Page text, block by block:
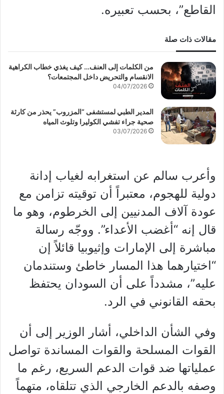
القاطع”، بحسب تعبيره.
مقالات ذات صلة
من الكلمات إلى العنف… كيف يغذي خطاب الكراهية
الانقسام والتحريض داخل المجتمعات؟
04/07/2026
المدير الطبي لمستشفى “المزروب” يحذر من كارثة
صحية جراء تفشي الكوليرا وتلوث المياه
03/07/2026
وأعرب سالم عن استغرابه لغياب إدانة
دولية للهجوم، معتبراً أن توقيته تزامن مع
عودة آلاف المدنيين إلى الخرطوم، وهو ما
قال إنه “أغضب الأعداء”. ووجّه رسالة
مباشرة إلى الإمارات وإثيوبيا قائلاً إن
“اختيارهما هذا المسار خاطئ وستندمان
عليه”، مشدداً على أن السودان يحتفظ
بحقه القانوني في الرد.
وفي الشأن الداخلي، أشار الوزير إلى أن
القوات المسلحة والقوات المساندة تواصل
عملياتها ضد قوات الدعم السريع، رغم ما
وصفه بالدعم الخارجي الذي تتلقاه، متهماً